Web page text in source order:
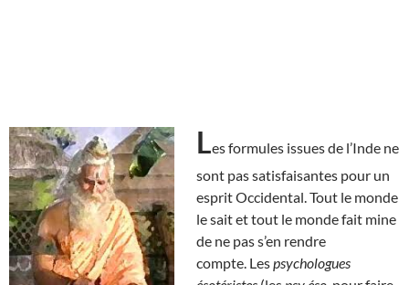
Les formules issues de l’Inde ne
sont pas satisfaisantes pour un
esprit Occidental. Tout le monde
le sait et tout le monde fait mine
de ne pas s’en rendre
compte. Lespsychologues